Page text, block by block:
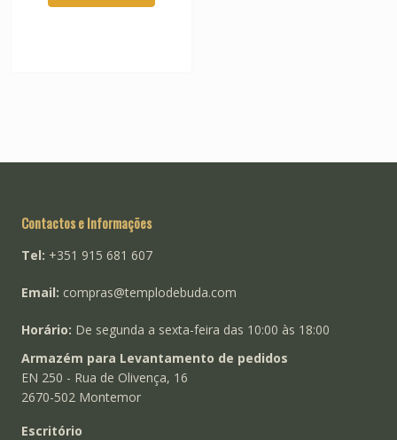
has
on
Contactos e Informações
Tel: +351 915 681 607
Email: compras@templodebuda.com
Horário: De segunda a sexta-feira das 10:00 às 18:00
Armazém para Levantamento de pedidos
EN 250 - Rua de Olivença, 16
2670-502 Montemor
Escritório